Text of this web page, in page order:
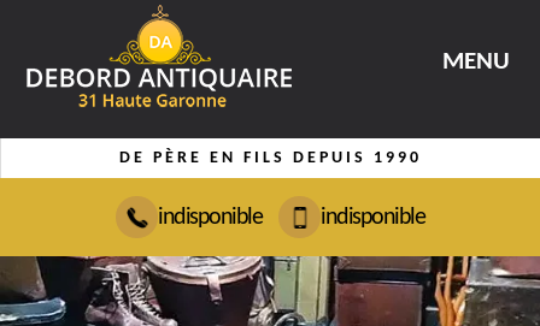
MENU
DE PÈRE EN FILS DEPUIS 1990
indisponible indisponible